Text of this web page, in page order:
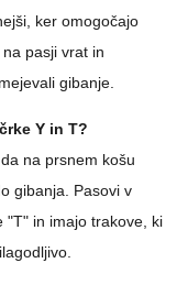
ker omogočajo
pasji vrat in
gibanje.
Y in T?
na prsnem košu
gibanja. Pasovi v
"T" in imajo trakove, ki